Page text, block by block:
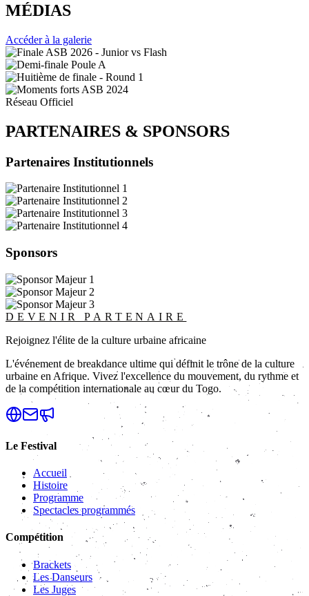
MÉDIAS
Accéder à la galerie
Réseau Officiel
PARTENAIRES & SPONSORS
Partenaires Institutionnels
Sponsors
DEVENIR PARTENAIRE
Rejoignez l'élite de la culture urbaine africaine
L'événement de breakdance ultime qui définit le trône de la culture
urbaine en Afrique. Vivez l'excellence du mouvement, du rythme et
de la compétition internationale au cœur du Togo.
Le Festival
Accueil
Histoire
Programme
Spectacles programmés
Compétition
Brackets
Les Danseurs
Les Juges